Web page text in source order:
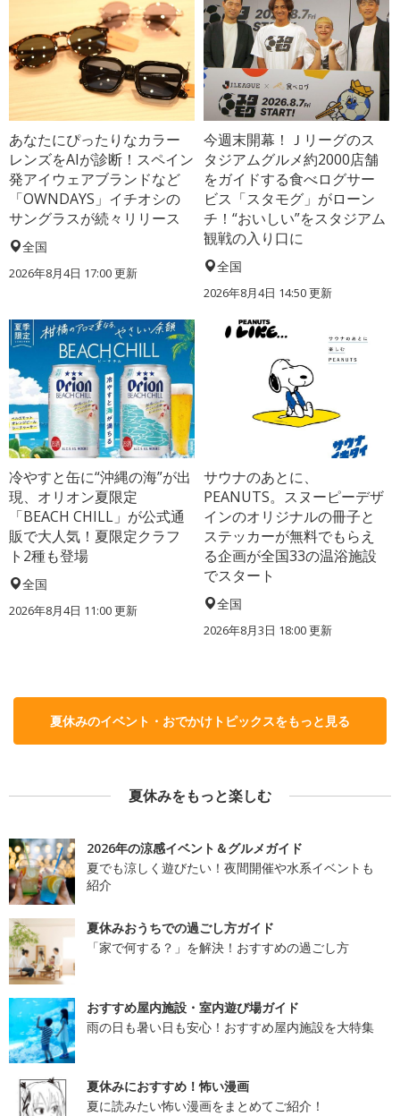
あなたにぴったりなカラー
レンズをAIが診断！スペイン
発アイウェアブランドなど
「OWNDAYS」イチオシの
サングラスが続々リリース
全国
2026年8月4日 17:00更新
今週末開幕！Ｊリーグのス
タジアムグルメ約2000店舗
をガイドする食べログサー
ビス「スタモグ」がローン
チ！“おいしい”をスタジアム
観戦の入り口に
全国
2026年8月4日 14:50更新
冷やすと缶に“沖縄の海”が出
現、オリオン夏限定
「BEACH CHILL」が公式通
販で大人気！夏限定クラフ
ト2種も登場
全国
2026年8月4日 11:00更新
サウナのあとに、
PEANUTS。スヌーピーデザ
インのオリジナルの冊子と
ステッカーが無料でもらえ
る企画が全国33の温浴施設
でスタート
全国
2026年8月3日 18:00更新
夏休みのイベント・おでかけトピックスをもっと見る
夏休みをもっと楽しむ
2026年の涼感イベント＆グルメガイド
夏でも涼しく遊びたい！夜間開催や水系イベントも
紹介
夏休みおうちでの過ごし方ガイド
「家で何する？」を解決！おすすめの過ごし方
おすすめ屋内施設・室内遊び場ガイド
雨の日も暑い日も安心！おすすめ屋内施設を大特集
夏休みにおすすめ！怖い漫画
夏に読みたい怖い漫画をまとめてご紹介！